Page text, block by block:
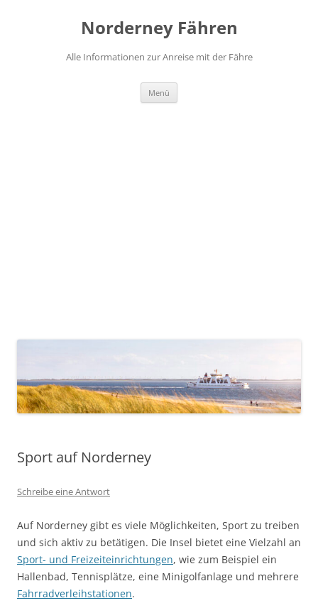
Norderney Fähren
Alle Informationen zur Anreise mit der Fähre
Menü
Sport auf Norderney
Schreibe eine Antwort
Auf Norderney gibt es viele Möglichkeiten, Sport zu treiben
und sich aktiv zu betätigen. Die Insel bietet eine Vielzahl an
Sport- und Freizeiteinrichtungen, wie zum Beispiel ein
Hallenbad, Tennisplätze, eine Minigolfanlage und mehrere
Fahrradverleihstationen.